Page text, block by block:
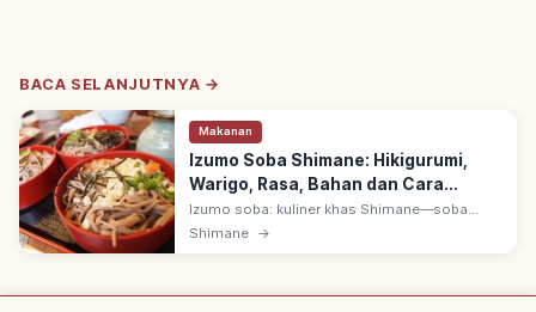
BACA SELANJUTNYA →
Makanan
Izumo Soba Shimane: Hikigurumi,
Warigo, Rasa, Bahan dan Cara
Menikmati
Izumo soba: kuliner khas Shimane—soba
aroma kuat dibuat metode hikigurumi (giling
Shimane →